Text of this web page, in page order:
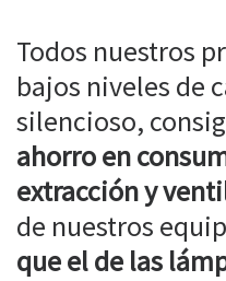
Todos nuestros
bajos niveles de
silencioso,
ahorro en
extracción y
de nuestros
que el de las